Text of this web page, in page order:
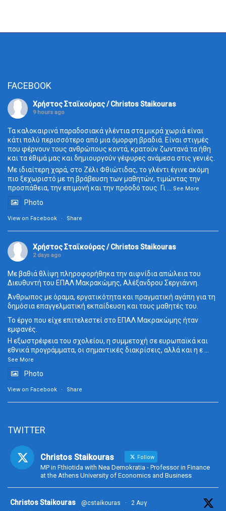
FACEBOOK
Χρήστος Σταϊκούρας / Christos Staikouras
9 hours ago
Τα καλοκαιρινά παραδοσιακά γλέντια στα μικρά χωριά είναι
κάτι πολύ περισσότερο από μια όμορφη βραδιά. Είναι στιγμές
που φέρνουν τους ανθρώπους κοντά, κρατούν ζωντανά τα ήθη
και τα έθιμά μας και δημιουργούν γέφυρες ανάμεσα στις γενιές.
Με ιδιαίτερη χαρά, στο Ζέλι Φθιώτιδας, το γλέντι έγινε ακόμη
πιο ξεχωριστό με τη βράβευση των μαθητών, τιμώντας την
προσπάθεια, την επιμονή και την πρόοδό τους. Γι
See More
Photo
View on Facebook · Share
Χρήστος Σταϊκούρας / Christos Staikouras
2 days ago
Με βαθιά θλίψη πληροφορήθηκα την αιφνίδια απώλεια του
Διευθυντή του ΕΠΑΛ Μακρακώμης, Αλέξανδρου Σεργιάννη.
Άνθρωπος με όραμα, εργατικότητα και πραγματική αγάπη για τη
δημόσια επαγγελματική εκπαίδευση και τους μαθητές του.
Το έργο που είχε επιτελεστεί στο ΕΠΑΛ Μακρακώμης ήταν
εμφανές.
Η εξωστρέφεια του σχολείου, η συμμετοχή σε ευρωπαϊκά και
εθνικά προγράμματα, οι σημαντικές διακρίσεις, αλλά και η ε
See More
Photo
View on Facebook · Share
TWITTER
Christos Staikouras Follow
MP in Fthiotida with Nea Demokratia - Professor in Finance
at the Athens University of Economics and Business
Christos Staikouras @cstaikouras · 2 Αυγ